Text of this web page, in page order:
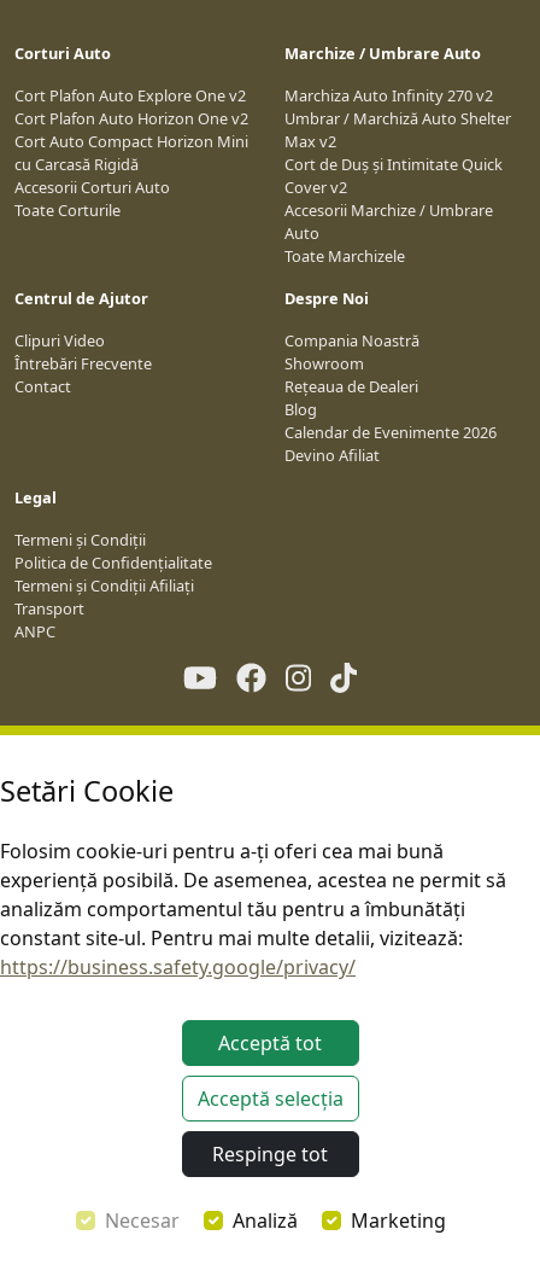
Setări Cookie
Folosim cookie-uri pentru a-ți oferi cea mai bună
experiență posibilă. De asemenea, acestea ne permit să
analizăm comportamentul tău pentru a îmbunătăți
constant site-ul. Pentru mai multe detalii, vizitează:
https://business.safety.google/privacy/
Acceptă tot
Acceptă selecția
Respinge tot
Necesar Analiză Marketing
Corturi Auto
Cort Plafon Auto Explore One v2
Cort Plafon Auto Horizon One v2
Cort Auto Compact Horizon Mini
cu Carcasă Rigidă
Accesorii Corturi Auto
Toate Corturile
Marchize / Umbrare Auto
Marchiza Auto Infinity 270 v2
Umbrar / Marchiză Auto Shelter
Max v2
Cort de Duș și Intimitate Quick
Cover v2
Accesorii Marchize / Umbrare
Auto
Toate Marchizele
Centrul de Ajutor
Clipuri Video
Întrebări Frecvente
Contact
Despre Noi
Compania Noastră
Showroom
Rețeaua de Dealeri
Blog
Calendar de Evenimente 2026
Devino Afiliat
Legal
Termeni și Condiții
Politica de Confidențialitate
Termeni și Condiții Afiliați
Transport
ANPC
Acest site este operat în conformitate cu legislația UE aplicabilă.
Copyright © EDGE Overland 2026. Toate drepturile rezervate.